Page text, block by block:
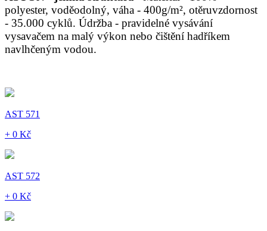
polyester, voděodolný, váha - 400g/m², otěruvzdornost
- 35.000 cyklů. Údržba - pravidelné vysávání
vysavačem na malý výkon nebo čištění hadříkem
navlhčeným vodou.
AST 571
+ 0 Kč
AST 572
+ 0 Kč